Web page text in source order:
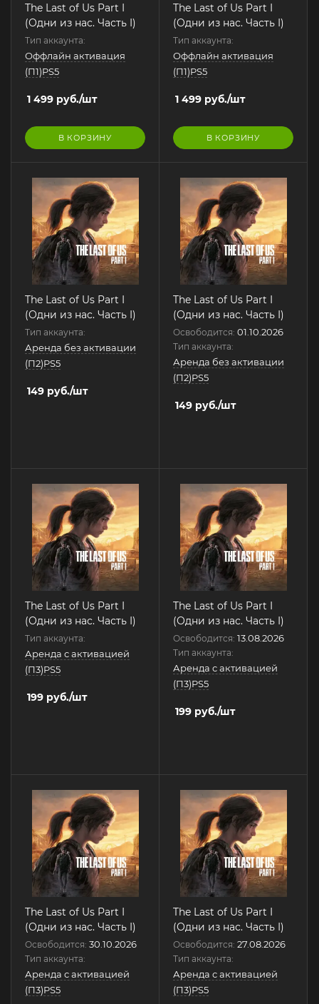
The Last of Us Part I
(Одни из нас. Часть I)
Тип аккаунта:
Оффлайн активация
(П1)PS5
1 499 руб./шт
В КОРЗИНУ
The Last of Us Part I
(Одни из нас. Часть I)
Тип аккаунта:
Оффлайн активация
(П1)PS5
1 499 руб./шт
В КОРЗИНУ
The Last of Us Part I
(Одни из нас. Часть I)
Тип аккаунта:
Аренда без активации
(П2)PS5
149 руб./шт
The Last of Us Part I
(Одни из нас. Часть I)
Освободится: 01.10.2026
Тип аккаунта:
Аренда без активации
(П2)PS5
149 руб./шт
The Last of Us Part I
(Одни из нас. Часть I)
Тип аккаунта:
Аренда с активацией
(П3)PS5
199 руб./шт
The Last of Us Part I
(Одни из нас. Часть I)
Освободится: 13.08.2026
Тип аккаунта:
Аренда с активацией
(П3)PS5
199 руб./шт
The Last of Us Part I
(Одни из нас. Часть I)
Освободится: 30.10.2026
Тип аккаунта:
Аренда с активацией
(П3)PS5
The Last of Us Part I
(Одни из нас. Часть I)
Освободится: 27.08.2026
Тип аккаунта:
Аренда с активацией
(П3)PS5